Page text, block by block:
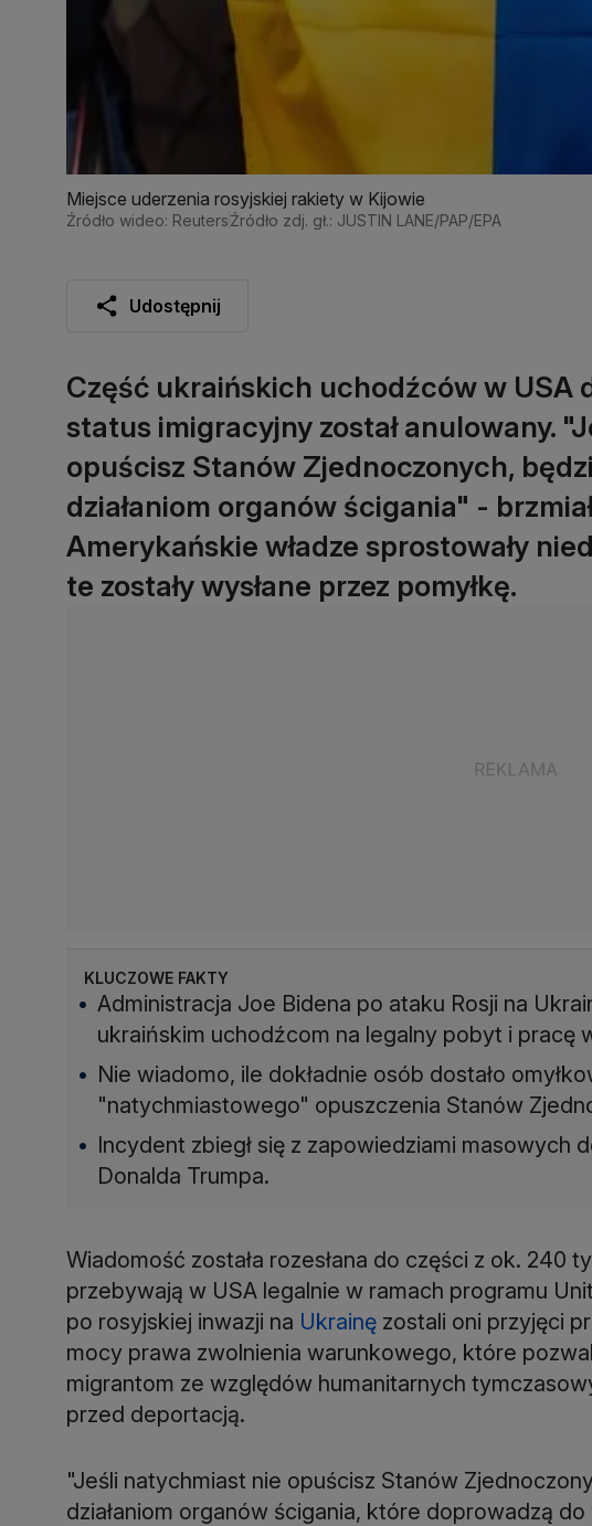
Miejsce uderzenia rosyjskiej rakiety w Kijowie
Źródło wideo: ReutersŹródło zdj. gł.: JUSTIN LANE/PAP/EPA
Udostępnij
Część ukraińskich uchodźców w USA
status imigracyjny został anulowany.
opuścisz Stanów Zjednoczonych,
działaniom organów ścigania" -
Amerykańskie władze sprostowały
te zostały wysłane przez pomyłkę.
KLUCZOWE FAKTY
Administracja Joe Bidena po ataku Rosji na
ukraińskim uchodźcom na legalny pobyt i pracę
Nie wiadomo, ile dokładnie osób dostało
"natychmiastowego" opuszczenia Stanów
Incydent zbiegł się z zapowiedziami masowych
Donalda Trumpa.
Wiadomość została rozesłana do części z ok. 240
przebywają w USA legalnie w ramach programu
po rosyjskiej inwazji na Ukrainę zostali oni przyjęci
mocy prawa zwolnienia warunkowego, które
migrantom ze względów humanitarnych
przed deportacją.
"Jeśli natychmiast nie opuścisz Stanów
działaniom organów ścigania, które doprowadzą